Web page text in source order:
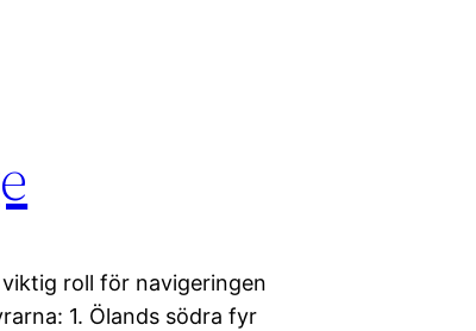
roll för navigeringen
1. Ölands södra fyr